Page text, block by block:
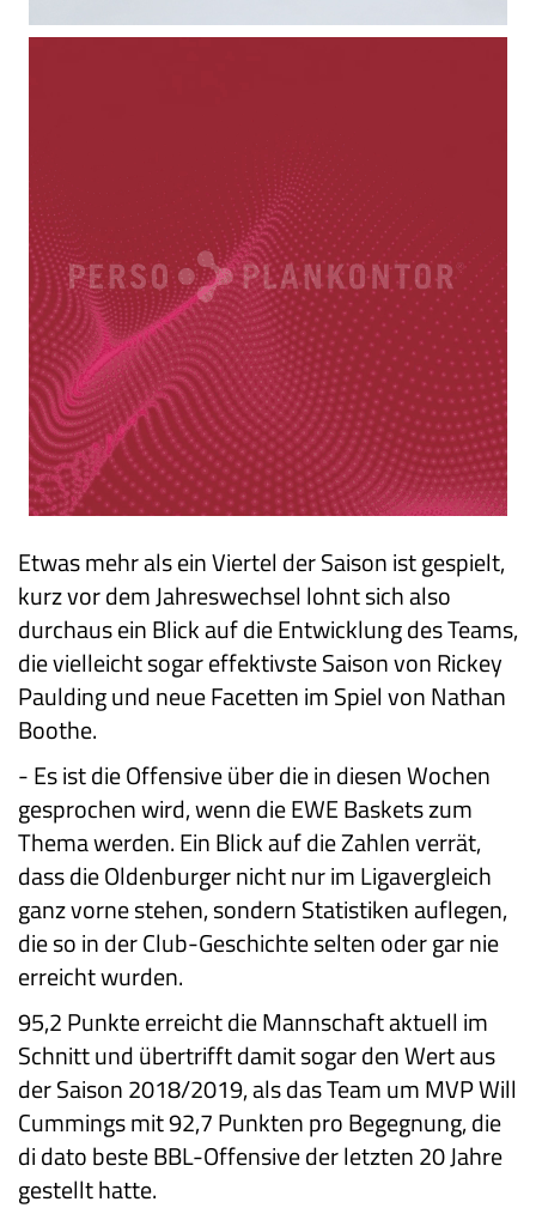
Etwas mehr als ein Viertel der Saison ist gespielt,
kurz vor dem Jahreswechsel lohnt sich also
durchaus ein Blick auf die Entwicklung des Teams,
die vielleicht sogar effektivste Saison von Rickey
Paulding und neue Facetten im Spiel von Nathan
Boothe.
-Es ist die Offensive über die in diesen Wochen
gesprochen wird, wenn die EWE Baskets zum
Thema werden. Ein Blick auf die Zahlen verrät,
dass die Oldenburger nicht nur im Ligavergleich
ganz vorne stehen, sondern Statistiken auflegen,
die so in der Club-Geschichte selten oder gar nie
erreicht wurden.
95,2 Punkte erreicht die Mannschaft aktuell im
Schnitt und übertrifft damit sogar den Wert aus
der Saison 2018/2019, als das Team um MVP Will
Cummings mit 92,7 Punkten pro Begegnung, die
di dato beste BBL-Offensive der letzten 20 Jahre
gestellt hatte.